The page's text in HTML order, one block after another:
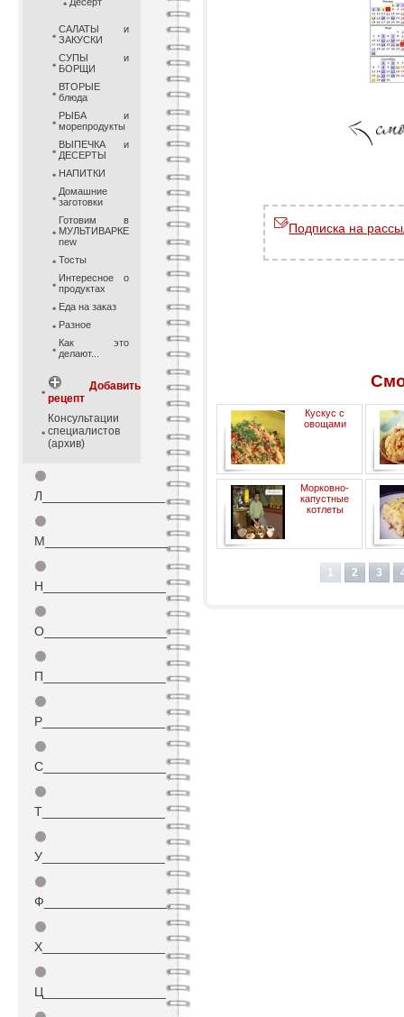
САЛАТЫ и
ЗАКУСКИ
СУПЫ и
БОРЩИ
ВТОРЫЕ
блюда
РЫБА и
морепродукты
ВЫПЕЧКА и
ДЕСЕРТЫ
НАПИТКИ
Домашние
заготовки
Готовим в
МУЛЬТИВАРКЕ
new
Тосты
Интересное о
продуктах
Еда на заказ
Разное
Как это
делают...
Добавить
рецепт
Консультации
специалистов
(архив)
⚫
Л_________________
⚫
М_________________
⚫
Н_________________
⚫
О_________________
⚫
П_________________
⚫
Р_________________
⚫
С_________________
⚫
Т_________________
⚫
У_________________
⚫
Ф_________________
⚫
Х_________________
⚫
Ц_________________
Подписка на
Кускус с
овощами
Морковно-
капустные
котлеты
1 2 3